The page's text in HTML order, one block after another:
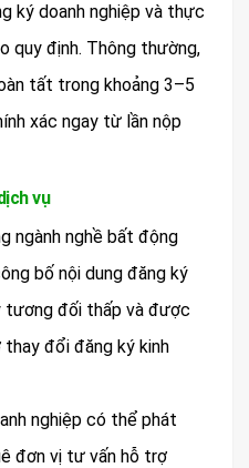
ký doanh nghiệp và thực
quy định. Thông thường,
tất trong khoảng 3–5
xác ngay từ lần nộp
vụ
ngành nghề bất động
bố nội dung đăng ký
tương đối thấp và được
đổi đăng ký kinh
nghiệp có thể phát
đơn vị tư vấn hỗ trợ